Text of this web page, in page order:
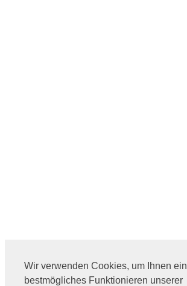
Wir verwenden Cookies, um Ihnen ein
bestmögliches Funktionieren unserer